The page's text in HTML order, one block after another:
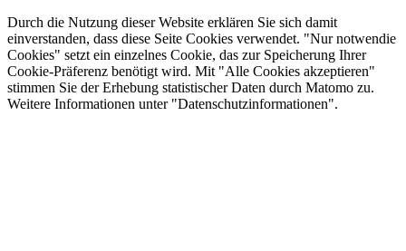
Durch die Nutzung dieser Website erklären Sie sich damit
einverstanden, dass diese Seite Cookies verwendet. "Nur notwendie
Cookies" setzt ein einzelnes Cookie, das zur Speicherung Ihrer
Cookie-Präferenz benötigt wird. Mit "Alle Cookies akzeptieren"
stimmen Sie der Erhebung statistischer Daten durch Matomo zu.
Weitere Informationen unter "Datenschutzinformationen".